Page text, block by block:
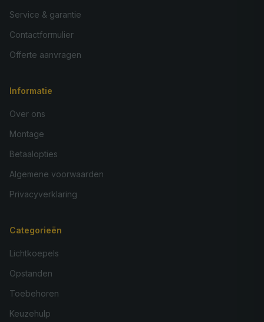
Service & garantie
Contactformulier
Offerte aanvragen
Informatie
Over ons
Montage
Betaalopties
Algemene voorwaarden
Privacyverklaring
Categorieën
Lichtkoepels
Opstanden
Toebehoren
Keuzehulp